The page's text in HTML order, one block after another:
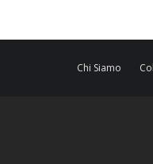
Chi Siamo